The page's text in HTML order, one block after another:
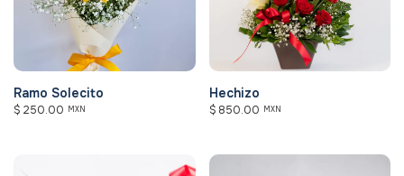
Ramo Solecito
$ 250.00 MXN
Hechizo
$ 850.00 MXN